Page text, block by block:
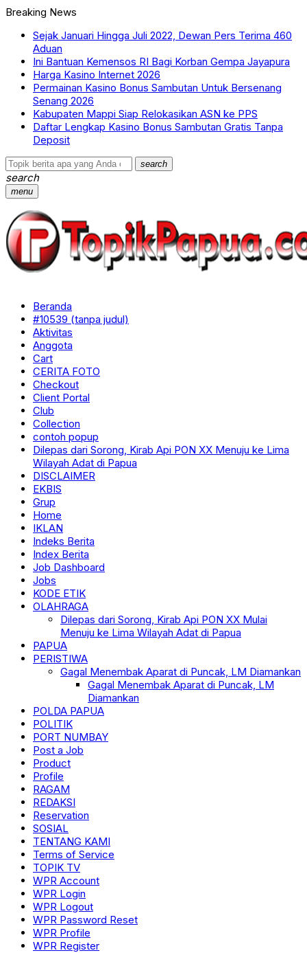
Breaking News
Sejak Januari Hingga Juli 2022, Dewan Pers Terima 460
Aduan
Ini Bantuan Kemensos RI Bagi Korban Gempa Jayapura
Harga Kasino Internet 2026
Permainan Kasino Bonus Sambutan Untuk Bersenang
Senang 2026
Kabupaten Mappi Siap Relokasikan ASN ke PPS
Daftar Lengkap Kasino Bonus Sambutan Gratis Tanpa
Deposit
search
search
menu
Beranda
#10539 (tanpa judul)
Aktivitas
Anggota
Cart
CERITA FOTO
Checkout
Client Portal
Club
Collection
contoh popup
Dilepas dari Sorong, Kirab Api PON XX Menuju ke Lima
Wilayah Adat di Papua
DISCLAIMER
EKBIS
Grup
Home
IKLAN
Indeks Berita
Index Berita
Job Dashboard
Jobs
KODE ETIK
OLAHRAGA
Dilepas dari Sorong, Kirab Api PON XX Mulai
Menuju ke Lima Wilayah Adat di Papua
PAPUA
PERISTIWA
Gagal Menembak Aparat di Puncak, LM Diamankan
Gagal Menembak Aparat di Puncak, LM
Diamankan
POLDA PAPUA
POLITIK
PORT NUMBAY
Post a Job
Product
Profile
RAGAM
REDAKSI
Reservation
SOSIAL
TENTANG KAMI
Terms of Service
TOPIK TV
WPR Account
WPR Login
WPR Logout
WPR Password Reset
WPR Profile
WPR Register